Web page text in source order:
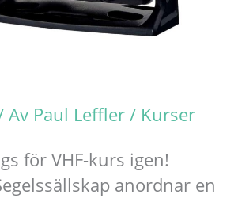
Av Paul Leffler / Kurser
för VHF-kurs igen!
anordnar en